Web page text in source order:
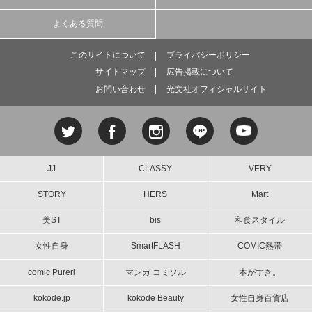
よくある質問
このサイトについて
プライバシーポリシー
サイトマップ
広告掲載について
お問い合わせ
光文社オフィシャルサイト
JJ CLASSY. VERY
STORY HERS Mart
美ST bis 和食スタイル
女性自身 SmartFLASH COMIC熱帯
comic Pureri マンガ コミソル 本がすき。
kokode.jp kokode Beauty 女性自身百貨店